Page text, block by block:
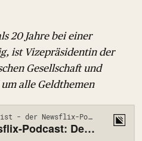
20 Jahre bei einer
ist Vizepräsidentin der
Gesellschaft und
alle Geldthemen